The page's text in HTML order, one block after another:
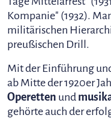
Kompanie" (1932).
militärischen
preußischen Drill.
Mit der Einführung
ab Mitte der 1920er
Operetten und
gehörte auch der